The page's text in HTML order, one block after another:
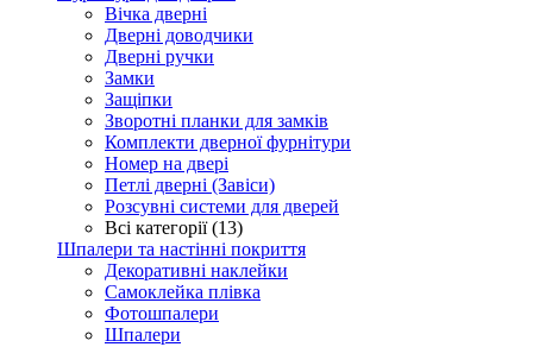
Вічка дверні
Дверні доводчики
Дверні ручки
Замки
Защіпки
Зворотні планки для замків
Комплекти дверної фурнітури
Номер на двері
Петлі дверні (Завіси)
Розсувні системи для дверей
Всі категорії (13)
Шпалери та настінні покриття
Декоративні наклейки
Самоклейка плівка
Фотошпалери
Шпалери